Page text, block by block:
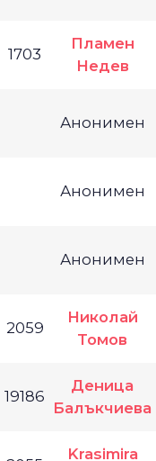
1703
Пламен
Недев
Анонимен
Анонимен
Анонимен
2059
Николай
Томов
19186
Деница
Балъкчиева
Krasimira